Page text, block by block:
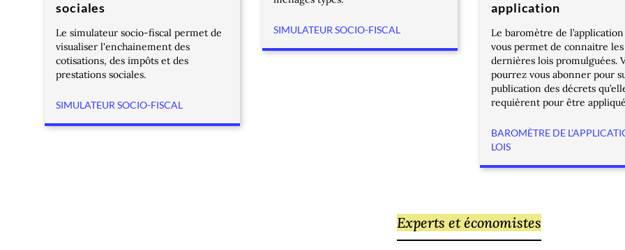
sociales
Le simulateur socio-fiscal permet de
visualiser l'enchainement des
cotisations, des impôts et des
prestations sociales.
SIMULATEUR SOCIO-FISCAL
SIMULATEUR SOCIO-FISCAL
application
Le baromètre de
vous permet de connaitre les
dernières lois promulguées.
pourrez vous abonner pour
publication des décrets
requièrent pour être
BAROMÈTRE DE
LOIS
Experts et économistes